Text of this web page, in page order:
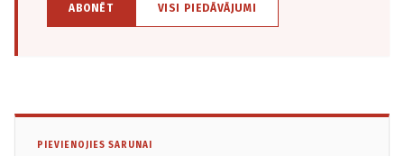
ABONĒT VISI PIEDĀVĀJUMI
PIEVIENOJIES SARUNAI